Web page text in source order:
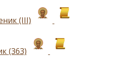
(III)
(363)